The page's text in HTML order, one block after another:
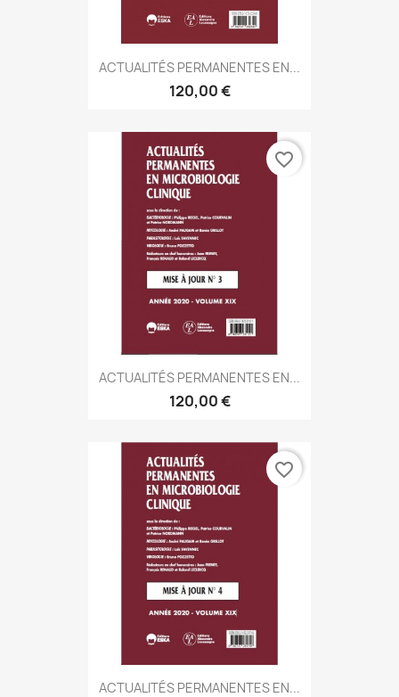
ACTUALITÉS PERMANENTES EN...
120,00 €
ACTUALITÉS PERMANENTES EN...
120,00 €
favorite_border
ACTUALITÉS PERMANENTES EN...
favorite_border